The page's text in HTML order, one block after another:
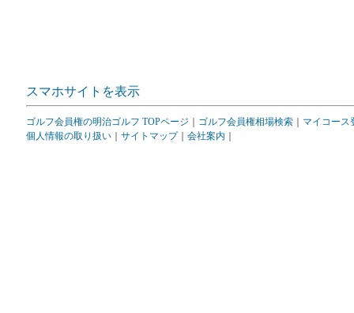
スマホサイトを表示
ゴルフ会員権の明治ゴルフ TOPページ ゴルフ会員権相場検索
マイコース
個人情報の取り扱い
サイトマップ｜ 会社案内